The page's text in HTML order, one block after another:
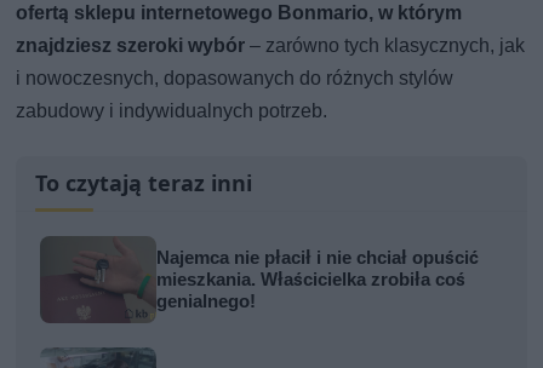
ofertą sklepu internetowego Bonmario, w którym
znajdziesz szeroki wybór – zarówno tych klasycznych, jak
i nowoczesnych, dopasowanych do różnych stylów
zabudowy i indywidualnych potrzeb.
To czytają teraz inni
Najemca nie płacił i nie chciał opuścić
mieszkania. Właścicielka zrobiła coś
genialnego!